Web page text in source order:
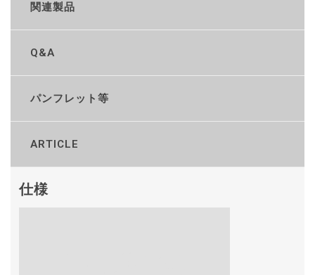
関連製品
Q&A
パンフレット等
ARTICLE
仕様